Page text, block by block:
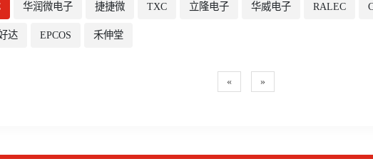
华润微电子 捷捷微 TXC 立隆电子 华威电子 RALEC
达 EPCOS 禾伸堂
« »